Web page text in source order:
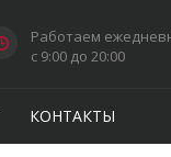
Работаем
c 9:00 до 20:00
КОНТАКТЫ